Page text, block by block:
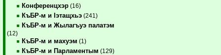
Конференцхэр (16)
КъБР-м и Iэтащхьэ (241)
КъБР-м и Жылагъуэ палатэм
(12)
КъБР-м и махуэм (1)
КъБР-м и Парламентым (129)